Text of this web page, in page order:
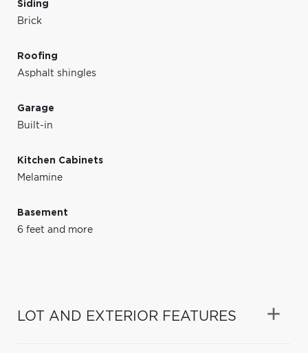
Siding
Brick
Roofing
Asphalt shingles
Garage
Built-in
Kitchen Cabinets
Melamine
Basement
6 feet and more
LOT AND EXTERIOR FEATURES